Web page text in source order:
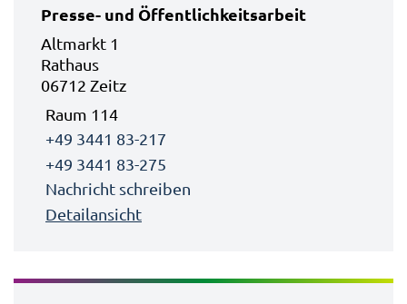
Presse- und Öffentlichkeitsarbeit
Altmarkt 1
Rathaus
06712 Zeitz
Raum 114
+49 3441 83-217
+49 3441 83-275
Nachricht schreiben
Detailansicht